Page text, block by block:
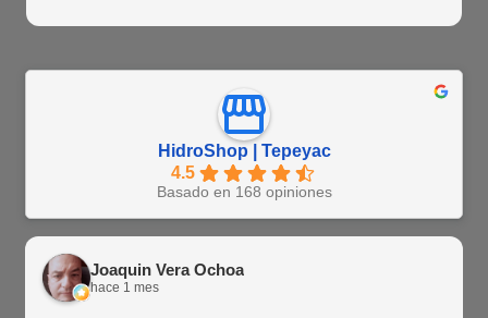
HidroShop | Tepeyac
4.5
Basado en 168 opiniones
Joaquin Vera Ochoa
hace 1 mes